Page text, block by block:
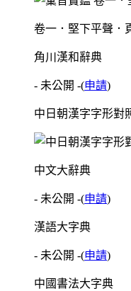
卷一．堅下平聲．
角川漢和辭典
- 未公開 -(申請)
中日朝漢字字形對
中文大辭典
- 未公開 -(申請)
漢語大字典
- 未公開 -(申請)
中國書法大字典